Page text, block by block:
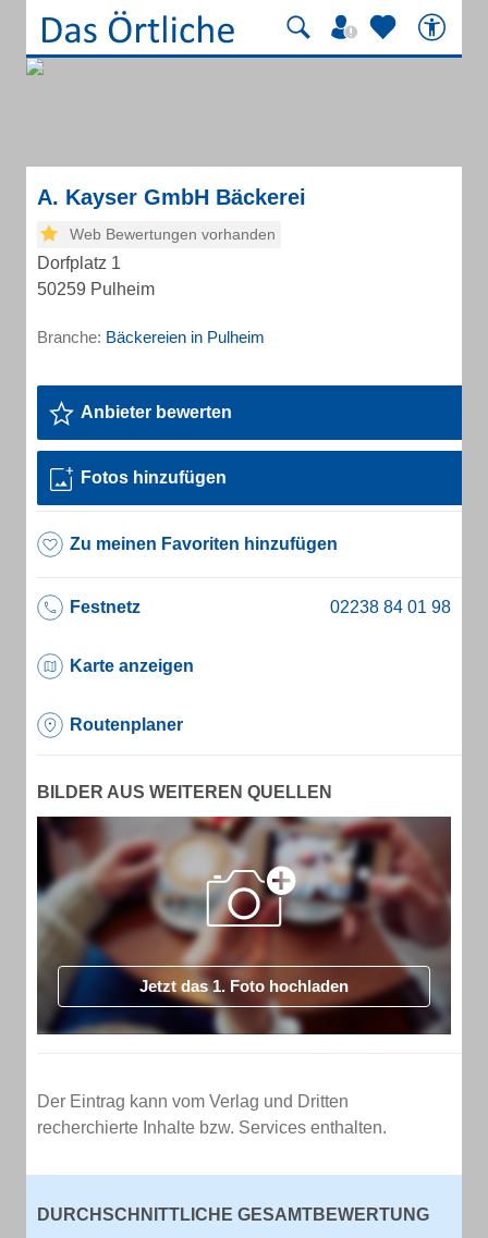
A. Kayser GmbH Bäckerei
Web Bewertungen vorhanden
Dorfplatz 1
50259 Pulheim
Branche: Bäckereien in Pulheim
Anbieter bewerten
Fotos hinzufügen
Zu meinen Favoriten hinzufügen
Festnetz
Karte anzeigen
Routenplaner
BILDER AUS WEITEREN QUELLEN
Jetzt das 1. Foto hochladen
Der Eintrag kann vom Verlag und Dritten
recherchierte Inhalte bzw. Services enthalten.
DURCHSCHNITTLICHE GESAMTBEWERTUNG